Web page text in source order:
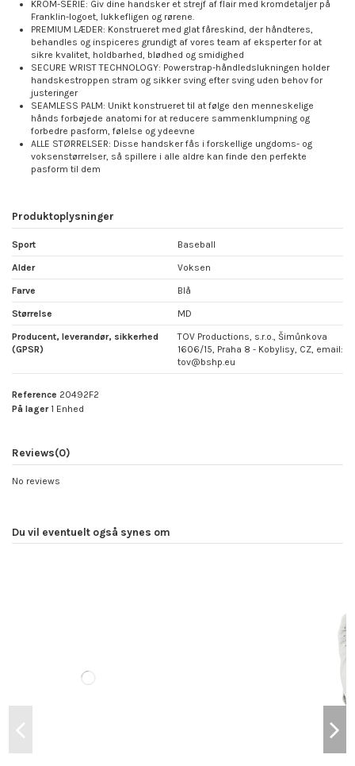
KROM-SERIE: Giv dine handsker et strejf af flair med kromdetaljer på
Franklin-logoet, lukkefligen og rørene.
PREMIUM LÆDER: Konstrueret med glat fåreskind, der håndteres,
behandles og inspiceres grundigt af vores team af eksperter for at
sikre kvalitet, holdbarhed, blødhed og smidighed
SECURE WRIST TECHNOLOGY: Powerstrap-håndledslukningen holder
handskestroppen stram og sikker sving efter sving uden behov for
justeringer
SEAMLESS PALM: Unikt konstrueret til at følge den menneskelige
hånds forbøjede anatomi for at reducere sammenklumpning og
forbedre pasform, følelse og ydeevne
ALLE STØRRELSER: Disse handsker fås i forskellige ungdoms- og
voksenstørrelser, så spillere i alle aldre kan finde den perfekte
pasform til dem
Produktoplysninger
Sport Baseball
Alder Voksen
Farve Blå
Størrelse MD
Producent, leverandør, sikkerhed
(GPSR)
TOV Productions, s.r.o., Šimůnkova
1606/15, Praha 8 - Kobylisy, CZ, email:
tov@bshp.eu
Reference 20492F2
På lager 1 Enhed
Reviews(0)
No reviews
Du vil eventuelt også synes om